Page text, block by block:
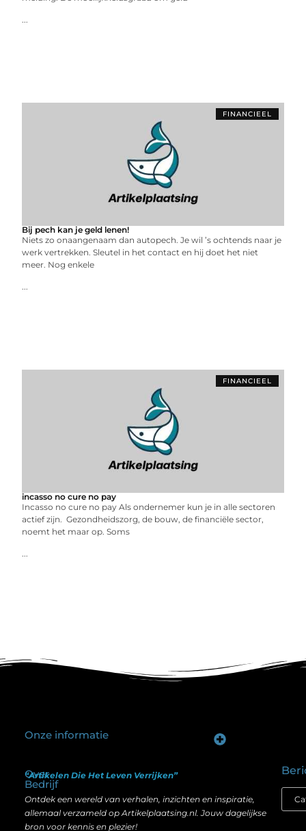
...
FINANCIEEL
Bij pech kan je geld lenen!
Niets zo onaangenaam dan autopech. Je wil ’s ochtends naar je
werk vertrekken. Sleutel in het contact en hij doet het niet
meer. Nog enkele
...
FINANCIEEL
incasso no cure no pay
Incasso no cure no pay Als ondernemer kun je in alle sectoren
actief zijn. Gezondheidszorg, de bouw, de financiële sector,
noemt het maar op. Soms
...
Over
Bedrijf
“Artikelen Die Het Leven Verrijken”
Ontdek een wereld van verhalen, inzichten en inspiratie,
allemaal verzameld op Artikelplaatsing.nl. Jouw dagelijkse
bron voor kennis en plezier!
Onze informatie